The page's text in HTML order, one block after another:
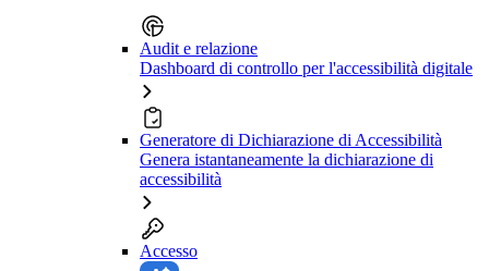
Audit e relazione
Dashboard di controllo per l'accessibilità digitale
Generatore di Dichiarazione di Accessibilità
Genera istantaneamente la dichiarazione di
accessibilità
Accesso